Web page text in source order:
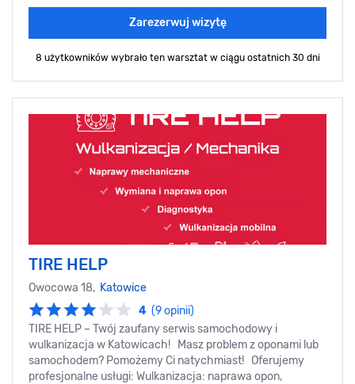
Zarezerwuj wizytę
8 użytkowników wybrało ten warsztat w ciągu ostatnich 30 dni
TIRE HELP
Owocowa 18, Katowice
4 (9 opinii)
TIRE HELP – Twój zaufany serwis samochodowy i
wulkanizacja w Katowicach! Masz problem z oponami lub
samochodem? Pomożemy Ci natychmiast! Oferujemy
profesjonalne usługi: Wulkanizacja: naprawa opon,